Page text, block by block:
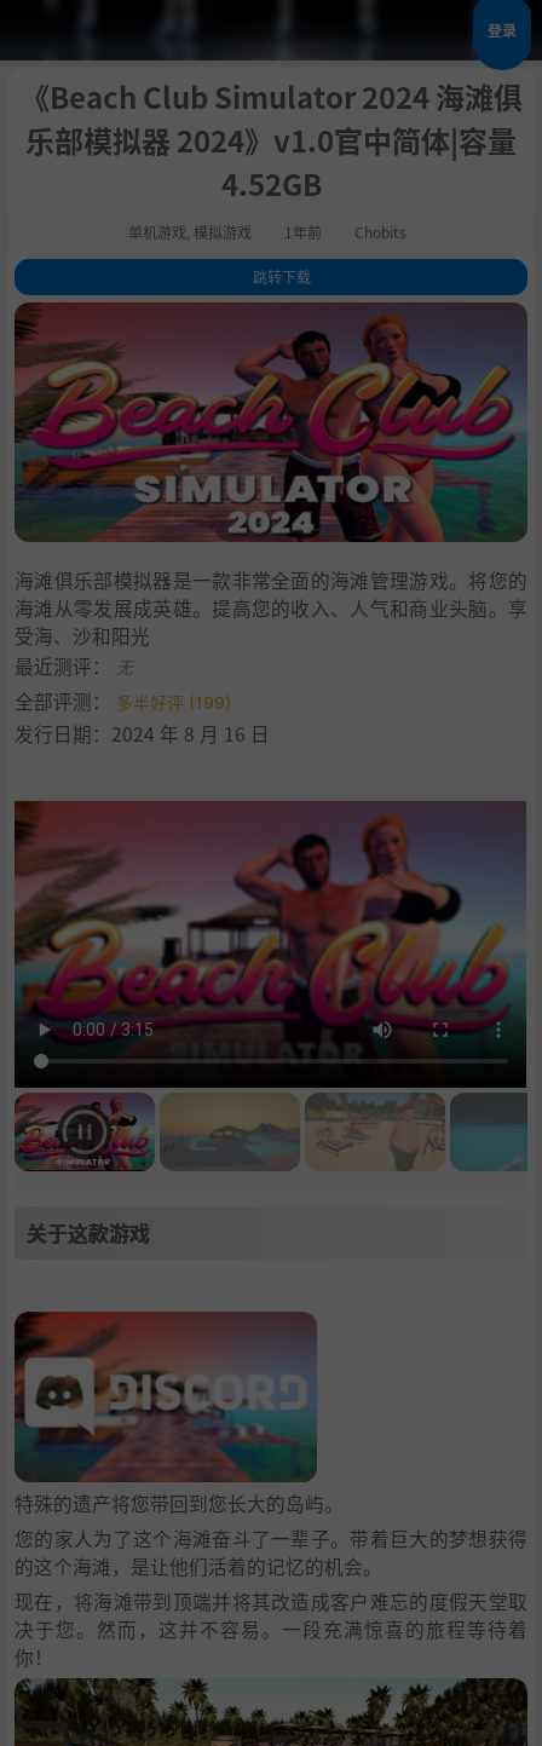
登录
《Beach Club Simulator 2024 海滩俱
乐部模拟器 2024》v1.0官中简体|容量
4.52GB
单机游戏 模拟游戏 1年前 Chobits
跳转下载
1.关于这款游戏
2. 系统需求
3.支持作者
中文设置
5.学习
海滩俱乐部模拟器是一款非常全面的海滩管理游戏。将您的
海滩从零发展成英雄。提高您的收入、人气和商业头脑。享
受海、沙和阳光
最近测评：
无
全部评测： 多半好评 (199)
发行日期：2024 年 8 月 16 日
关于这款游戏
特殊的遗产将您带回到您长大的岛屿。
您的家人为了这个海滩奋斗了一辈子。带着巨大的梦想获得
的这个海滩，是让他们活着的记忆的机会。
现在，将海滩带到顶端并将其改造成客户难忘的度假天堂取
决于您。然而，这并不容易。一段充满惊喜的旅程等待着
你！